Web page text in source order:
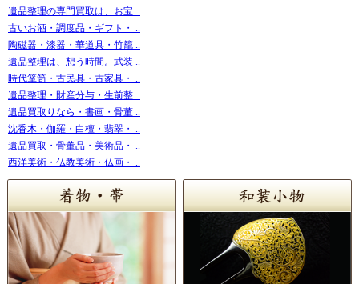
遺品整理の専門買取は、お宝 ..
古いお酒・調度品・ギフト・ ..
陶磁器・漆器・華道具・竹籠 ..
遺品整理は、想う時間。武装 ..
時代箪笥・古民具・古家具・ ..
遺品整理・財産分与・生前整 ..
遺品買取りなら・書画・骨董 ..
沈香木・伽羅・白檀・翡翠・ ..
遺品買取・骨董品・美術品・ ..
西洋美術・仏教美術・仏画・ ..